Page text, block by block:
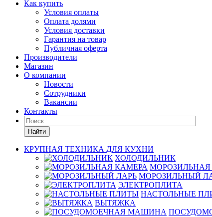
Как купить
Условия оплаты
Оплата долями
Условия доставки
Гарантия на товар
Публичная оферта
Производители
Магазин
О компании
Новости
Сотрудники
Вакансии
Контакты
Найти
КРУПНАЯ ТЕХНИКА ДЛЯ КУХНИ
ХОЛОДИЛЬНИК
МОРОЗИЛЬНАЯ
МОРОЗИЛЬНЫЙ
ЭЛЕКТРОПЛИТА
НАСТОЛЬНЫЕ
ВЫТЯЖКА